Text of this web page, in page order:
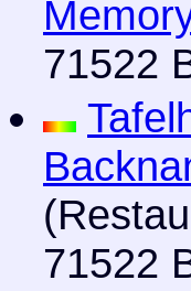
71522
71522